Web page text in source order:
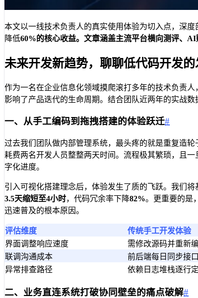
本文以一线技术负责人的真实使用体验为切入点，深度
降低60%的核心收益。文章涵盖主流平台横向测评、
未来开发新趋势，聊聊低代码开发
作为一名在企业信息化领域摸爬滚打多年的技术负责
影响了产品迭代的生命周期。结合团队近两年的实战
一、从手工编码到拖拽搭建的体验跃迁#
过去我们团队做内部管理系统，最头疼的就是重复造
耗费两名开发人员整整两天时间。流程极其繁琐，且
字化进度。
引入可视化搭建理念后，体验发生了质的飞跃。我们
3.5天缩短至4小时，代码冗余率下降82%。更重要的是
迅速普及的根本原因。
评估维度 传统手工开发体验
界面调整响应速度
需修改源码并重新
联调沟通成本
前后端每日同步接
异常排查路径
依赖日志堆栈逐行
二、业务直连系统打破协同壁垒的痛点破解#